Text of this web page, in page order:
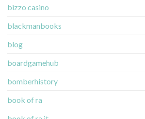
bizzo casino
blackmanbooks
blog
boardgamehub
bomberhistory
book of ra